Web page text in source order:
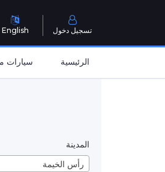
English تسجيل دخول
الرئيسية سيارات
المدينة
رأس الخيمة